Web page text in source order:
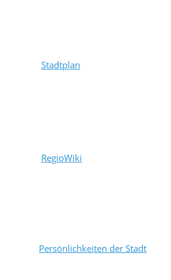
Stadtplan
RegioWiki
Persönlichkeiten der Stadt